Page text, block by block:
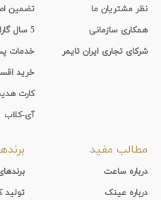
نظر مشتریان ما
همکاری سازمانی
شرکای تجاری ایران تایمر
تضمین
5 سال گارانتی ساعت مچی
خدمات
خرید
کارت
آی-کلاب
مطالب مفید
درباره ساعت
درباره عینک